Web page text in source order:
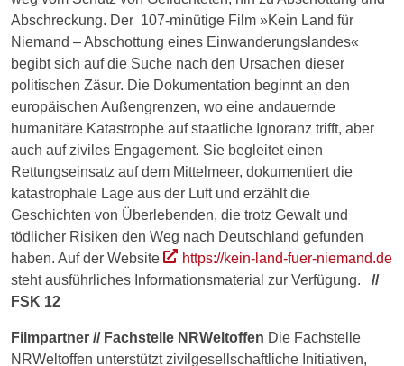
Abschreckung. Der 107-minütige Film »Kein Land für
Niemand – Abschottung eines Einwanderungslandes«
begibt sich auf die Suche nach den Ursachen dieser
politischen Zäsur. Die Dokumentation beginnt an den
europäischen Außengrenzen, wo eine andauernde
humanitäre Katastrophe auf staatliche Ignoranz trifft, aber
auch auf ziviles Engagement. Sie begleitet einen
Rettungseinsatz auf dem Mittelmeer, dokumentiert die
katastrophale Lage aus der Luft und erzählt die
Geschichten von Überlebenden, die trotz Gewalt und
tödlicher Risiken den Weg nach Deutschland gefunden
haben. Auf der Website
https://kein-land-fuer-niemand.de
steht ausführliches Informationsmaterial zur Verfügung.
//
FSK 12
Filmpartner // Fachstelle NRWeltoffen Die Fachstelle
NRWeltoffen unterstützt zivilgesellschaftliche Initiativen,